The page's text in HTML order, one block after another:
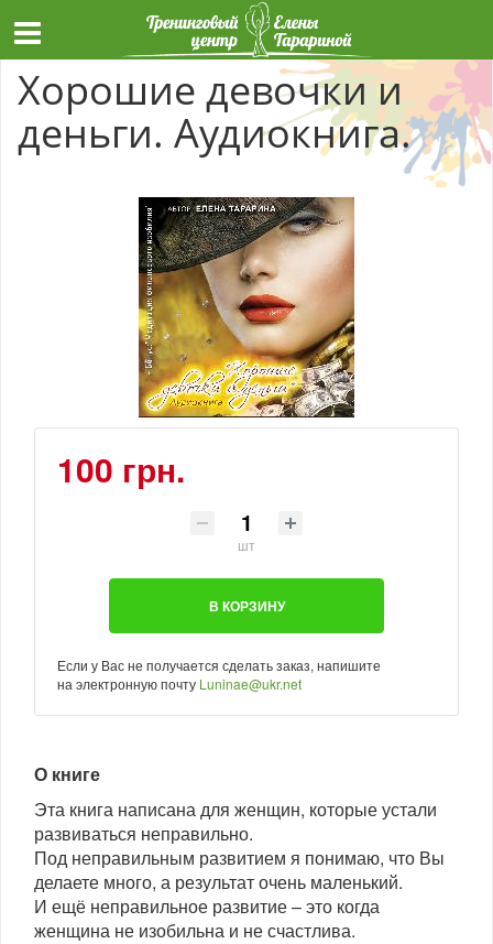
Хорошие девочки и
деньги. Аудиокнига.
100 грн.
шт
В КОРЗИНУ
Если у Вас не получается сделать заказ, напишите
на электронную почту Luninae@ukr.net
О книге
Эта книга написана для женщин, которые устали
развиваться неправильно.
Под неправильным развитием я понимаю, что Вы
делаете много, а результат очень маленький.
И ещё неправильное развитие – это когда
женщина не изобильна и не счастлива.